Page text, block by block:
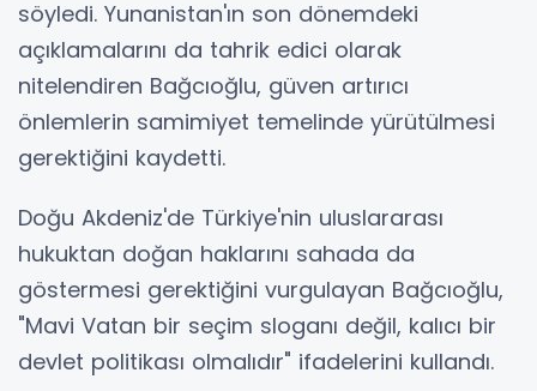
söyledi. Yunanistan'ın son dönemdeki
açıklamalarını da tahrik edici olarak
nitelendiren Bağcıoğlu, güven artırıcı
önlemlerin samimiyet temelinde yürütülmesi
gerektiğini kaydetti.
Doğu Akdeniz'de Türkiye'nin uluslararası
hukuktan doğan haklarını sahada da
göstermesi gerektiğini vurgulayan Bağcıoğlu,
"Mavi Vatan bir seçim sloganı değil, kalıcı bir
devlet politikası olmalıdır" ifadelerini kullandı.